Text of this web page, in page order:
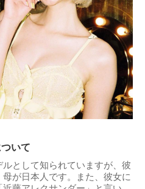
いて
として知られていますが、彼
が日本人です。また、彼女に